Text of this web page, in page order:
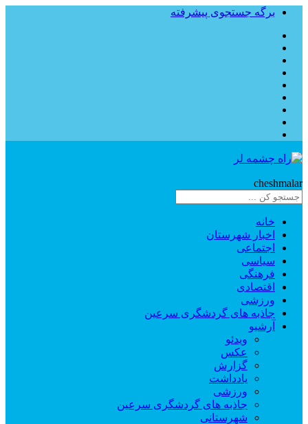
برگه جستجوی پیشرفته
cheshmalar
خانه
اخبار شهرستان
اجتماعی
سیاسی
فرهنگی
اقتصادی
ورزشی
جاذبه های گردشگری سرعین
آرشیو
ویدئو
عکس
گزارش
یادداشت
ورزشی
جاذبه های گردشگری سرعین
شهرستانی